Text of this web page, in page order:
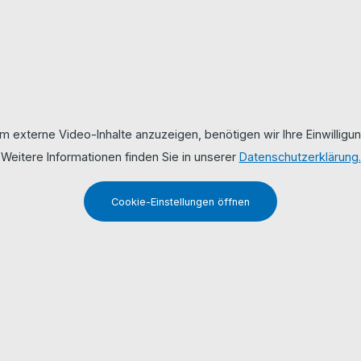
externe Video-Inhalte anzuzeigen, benötigen wir Ihre
Weitere Informationen finden Sie in unserer Datenschutzerklärung.
Cookie-Einstellungen öffnen